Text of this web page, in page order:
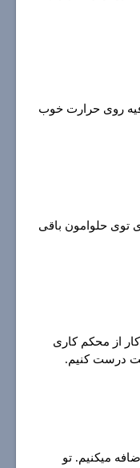
روی حرارت خوب
توی حلوامون باقی
از محکم کاری
درست کنیم.
میکنیم. تو